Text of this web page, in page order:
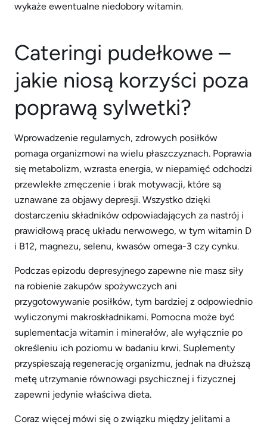
wykaże ewentualne niedobory witamin.
Cateringi pudełkowe –
jakie niosą korzyści poza
poprawą sylwetki?
Wprowadzenie regularnych, zdrowych posiłków
pomaga organizmowi na wielu płaszczyznach. Poprawia
się metabolizm, wzrasta energia, w niepamięć odchodzi
przewlekłe zmęczenie i brak motywacji, które są
uznawane za objawy depresji. Wszystko dzięki
dostarczeniu składników odpowiadających za nastrój i
prawidłową pracę układu nerwowego, w tym witamin D
i B12, magnezu, selenu, kwasów omega-3 czy cynku.
Podczas epizodu depresyjnego zapewne nie masz siły
na robienie zakupów spożywczych ani
przygotowywanie posiłków, tym bardziej z odpowiednio
wyliczonymi makroskładnikami. Pomocna może być
suplementacja witamin i minerałów, ale wyłącznie po
określeniu ich poziomu w badaniu krwi. Suplementy
przyspieszają regenerację organizmu, jednak na dłuższą
metę utrzymanie równowagi psychicznej i fizycznej
zapewni jedynie właściwa dieta.
Coraz więcej mówi się o związku między jelitami a